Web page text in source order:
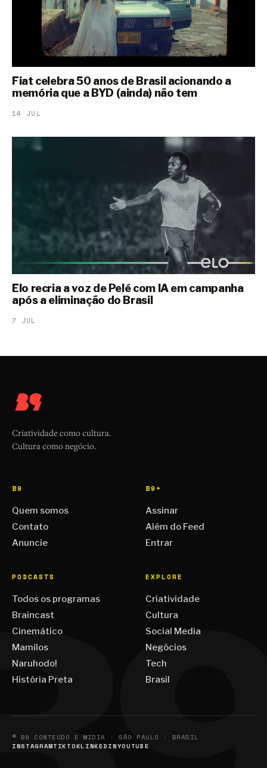
Fiat celebra 50 anos de Brasil acionando a
memória que a BYD (ainda) não tem
14 JUL
Elo recria a voz de Pelé com IA em campanha
após a eliminação do Brasil
7 JUL
Criatividade como cultura.
Cultura como negócio.
B9
Quem somos
Contato
Anuncie
B9+
Assinar
Além do Feed
Entrar
PODCASTS
Todos os programas
Braincast
Cinemático
Mamilos
Naruhodo!
História Preta
EXPLORE
Criatividade
Cultura
Social Media
Negócios
Tech
Brasil
© B9 CONTEÚDO E MÍDIA · SÃO PAULO · BRASIL
INSTAGRAMTIKTOKLINKEDINYOUTUBE